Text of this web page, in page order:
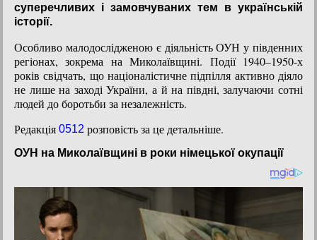
суперечливих і замовчуваних тем в українській
історії.
Особливо малодослідженою є діяльність ОУН у південних
регіонах, зокрема на Миколаївщині. Події 1940–1950-х
років свідчать, що націоналістичне підпілля активно діяло
не лише на заході України, а й на півдні, залучаючи сотні
людей до боротьби за незалежність.
Редакція 0512 розповість за це детальніше.
ОУН на Миколаївщині в роки німецької окупації